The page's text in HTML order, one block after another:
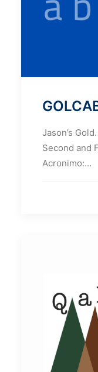
Jason’s
Second and
Acronimo:…